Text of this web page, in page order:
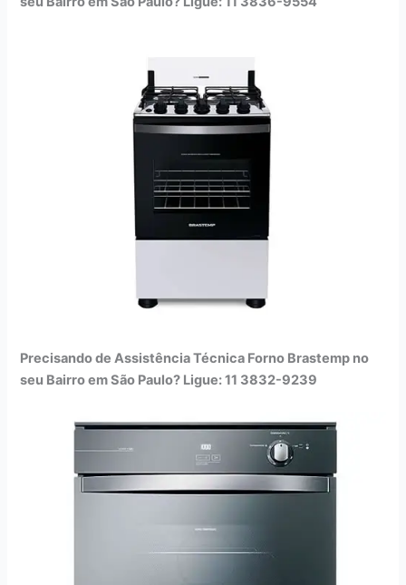
Precisando de Assistência Técnica Forno Brastemp no
seu Bairro em São Paulo? Ligue: 11 3832-9239